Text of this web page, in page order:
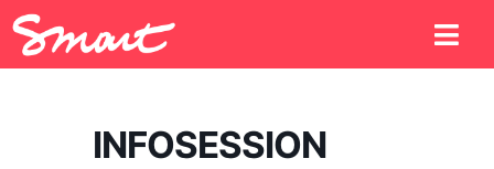
INFOSESSION